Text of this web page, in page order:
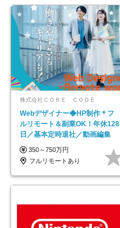
株式会社ＣＯＲＥ ＣＯＤＥ
Webデザイナー◆HP制作＊フ
ルリモート＆副業OK！年休128
日／基本定時退社／動画編集
350～750万円
フルリモートあり